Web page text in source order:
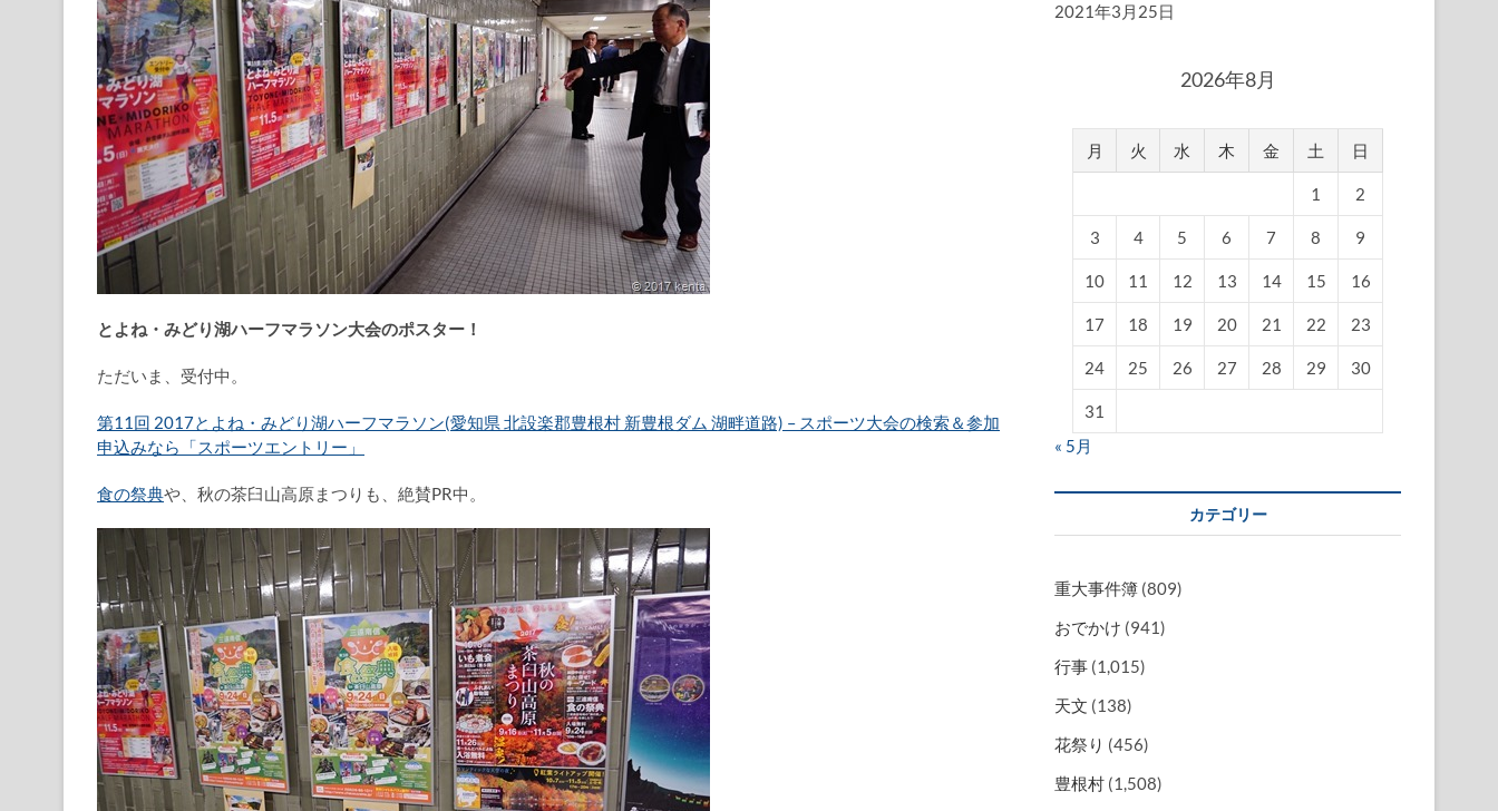
とよね・みどり湖ハーフマラソン大会のポスター！
ただいま、受付中。
第11回 2017とよね・みどり湖ハーフマラソン(愛知県 北設楽郡豊根村 新豊根ダム 湖畔道路) – スポーツ大会の検索＆参加
申込みなら「スポーツエントリー」
食の祭典や、秋の茶臼山高原まつりも、絶賛PR中。
2021年3月25日
2026年8月
月 火 水 木 金 土 日
1 2
3 4 5 6 7 8 9
10 11 12 13 14 15 16
17 18 19 20 21 22 23
24 25 26 27 28 29 30
31
« 5月
カテゴリー
重大事件簿 (809)
おでかけ (941)
行事 (1,015)
天文 (138)
花祭り (456)
豊根村 (1,508)